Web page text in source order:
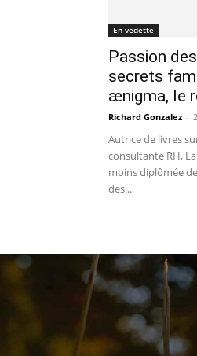
En vedette
Passion
secrets
ænigma, le
Richard Gonzalez -
Autrice de livres
consultante RH,
moins diplômée
des...